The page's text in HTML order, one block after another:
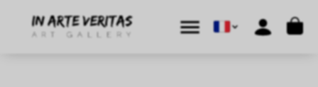
Cart